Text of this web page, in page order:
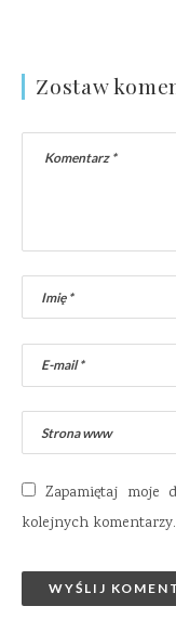
Zostaw
Zapamiętaj moje
kolejnych komentarzy.